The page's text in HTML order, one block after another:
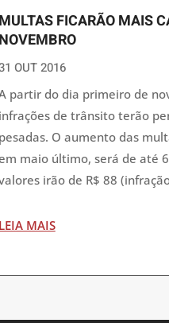
MULTAS FICARÃO MAIS
NOVEMBRO
OUT 2016
partir do dia primeiro de
infrações de trânsito terão
pesadas. O aumento das
maio último, será de até
irão de R$ 88
LEIA MAIS